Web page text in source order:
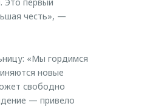
честь», —
«Мы гордимся
новые
свободно
— привело